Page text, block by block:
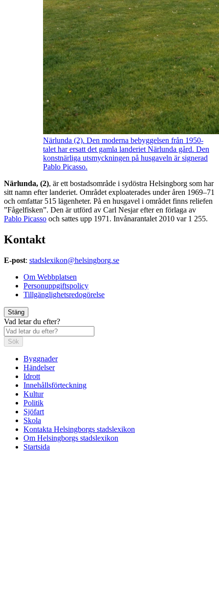
Närlunda (2). Den moderna bebyggelsen från 1950-
talet har ersatt det gamla landeriet Närlunda gård. Den
konstnärliga utsmyckningen på husgaveln är signerad
Pablo Picasso.
Närlunda, (2), är ett bostadsområde i sydöstra Helsingborg som har
sitt namn efter landeriet. Området exploaterades under åren 1969–71
och omfattar 515 lägenheter. På en husgavel i området finns reliefen
”Fågelfisken”. Den är utförd av Carl Nesjar efter en förlaga av
Pablo Picasso och sattes upp 1971. Invånarantalet 2010 var 1 255.
Kontakt
E-post: stadslexikon@helsingborg.se
Om Webbplatsen
Personuppgiftspolicy
Tillgänglighetsredogörelse
Stäng
Vad letar du efter?
Sök
Byggnader
Händelser
Idrott
Innehållsförteckning
Kultur
Politik
Sjöfart
Skola
Kontakta Helsingborgs stadslexikon
Om Helsingborgs stadslexikon
Startsida